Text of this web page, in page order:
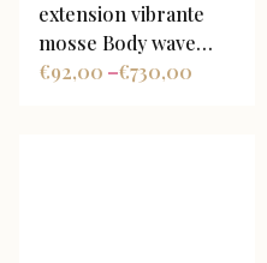
extension vibrante
mosse Body wave
Ombre
92,00
€ – 730,00
€